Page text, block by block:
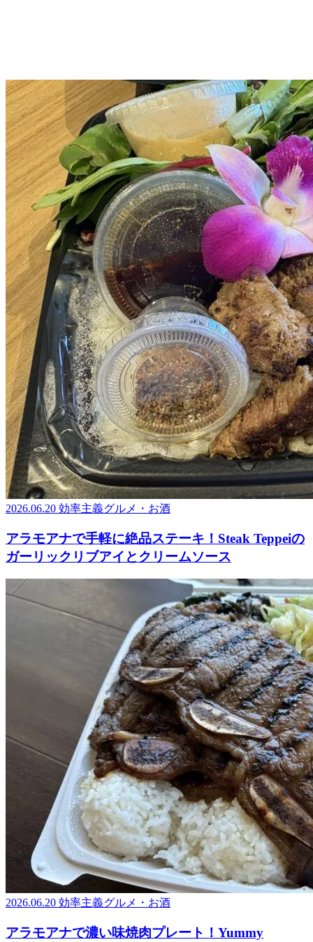
2026.06.20 効率主義グルメ・お酒
アラモアナで手軽に絶品ステーキ！Steak Teppeiの
ガーリックリブアイとクリームソース
2026.06.20 効率主義グルメ・お酒
アラモアナで濃い味焼肉プレート！Yummy